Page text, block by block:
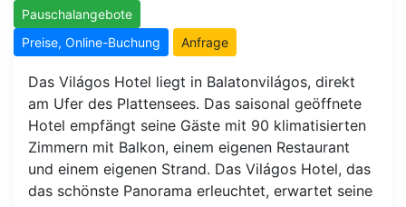
Pauschalangebote
Preise, Online-Buchung
Anfrage
Das Világos Hotel liegt in Balatonvilágos, direkt
am Ufer des Plattensees. Das saisonal geöffnete
Hotel empfängt seine Gäste mit 90 klimatisierten
Zimmern mit Balkon, einem eigenen Restaurant
und einem eigenen Strand. Das Világos Hotel, das
das schönste Panorama erleuchtet, erwartet seine